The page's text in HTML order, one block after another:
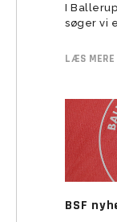
U11 Drenge
U6
U5-U6
Vision
I
søger vi
LÆS MERE
BSF